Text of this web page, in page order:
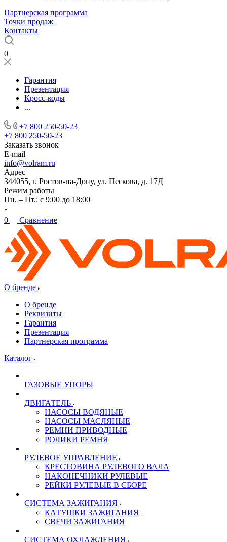
Партнерская программа
Точки продаж
Контакты
0
Гарантия
Презентация
Кросс-коды
...
+7 800 250-50-23
+7 800 250-50-23
Заказать звонок
E-mail
info@volram.ru
Адрес
344055, г. Ростов-на-Дону, ул. Пескова, д. 17Д
Режим работы
Пн. – Пт.: с 9:00 до 18:00
0 Сравнение
О бренде
О бренде
Реквизиты
Гарантия
Презентация
Партнерская программа
Каталог
ГАЗОВЫЕ УПОРЫ
ДВИГАТЕЛЬ
НАСОСЫ ВОДЯНЫЕ
НАСОСЫ МАСЛЯНЫЕ
РЕМНИ ПРИВОДНЫЕ
РОЛИКИ РЕМНЯ
РУЛЕВОЕ УПРАВЛЕНИЕ
КРЕСТОВИНА РУЛЕВОГО ВАЛА
НАКОНЕЧНИКИ РУЛЕВЫЕ
РЕЙКИ РУЛЕВЫЕ В СБОРЕ
СИСТЕМА ЗАЖИГАНИЯ
КАТУШКИ ЗАЖИГАНИЯ
СВЕЧИ ЗАЖИГАНИЯ
СИСТЕМА ОХЛАЖДЕНИЯ